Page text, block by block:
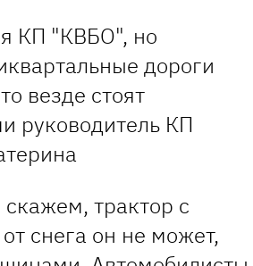
КП "КВБО", но
дороги
везде стоят
руководитель КП
трактор с
снега он не может,